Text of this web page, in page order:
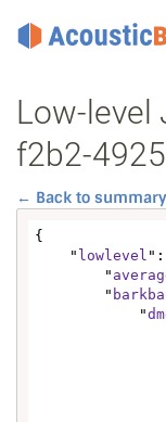
Low-level
f2b2-
← Back to
{
    "
lowlevel
        "
        "
            "